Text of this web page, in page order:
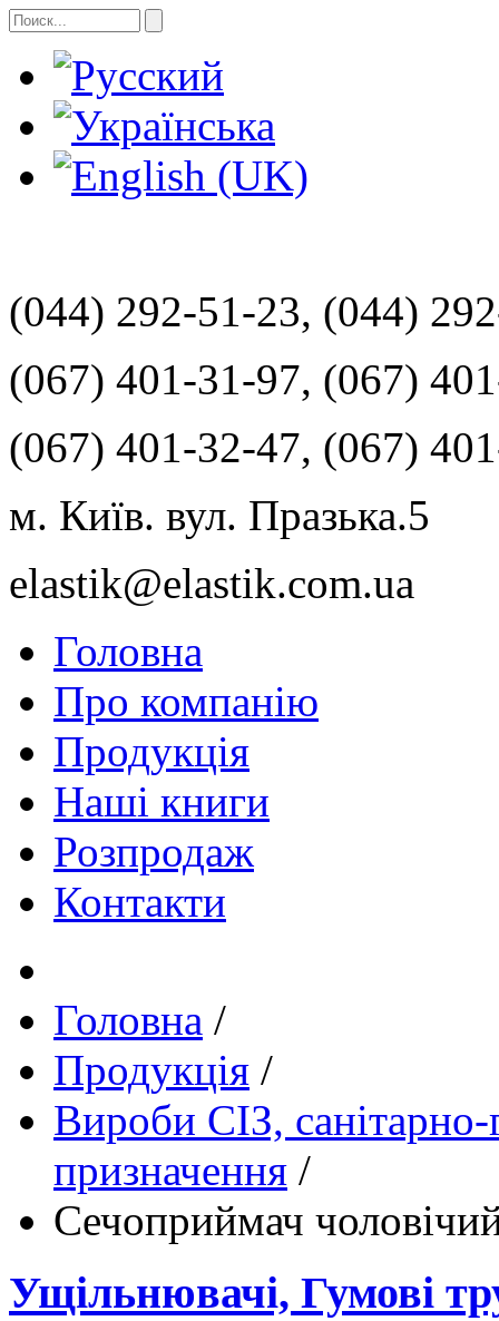
(044) 292-51-23, (044)
(067) 401-31-97, (067)
(067) 401-32-47, (067)
м. Київ. вул. Празька.5
elastik@elastik.com.ua
Головна
Про компанію
Продукція
Наші книги
Розпродаж
Контакти
Головна /
Продукція /
Вироби СІЗ, санітарно-
призначення /
Сечоприймач
Ущільнювачі, Гумові